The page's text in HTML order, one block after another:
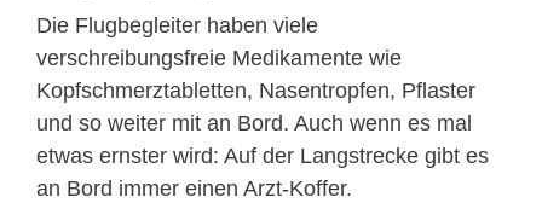
Die Flugbegleiter haben viele
verschreibungsfreie Medikamente wie
Kopfschmerztabletten, Nasentropfen, Pflaster
und so weiter mit an Bord. Auch wenn es mal
etwas ernster wird: Auf der Langstrecke gibt es
an Bord immer einen Arzt-Koffer.